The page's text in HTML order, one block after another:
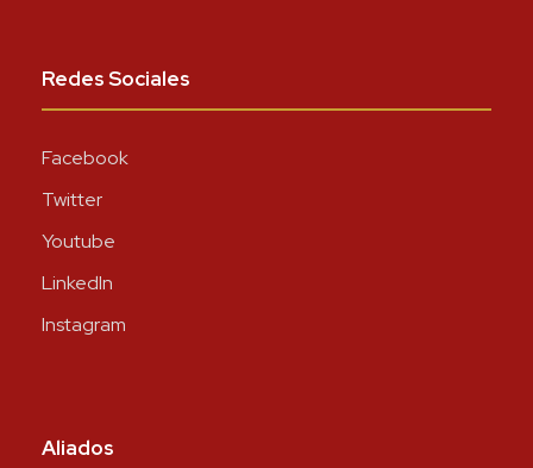
Redes Sociales
Facebook
Twitter
Youtube
LinkedIn
Instagram
Aliados